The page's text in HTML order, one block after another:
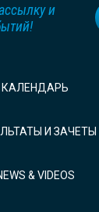
и
КАЛЕНДАРЬ
И ЗАЧЕТЫ
& VIDEOS